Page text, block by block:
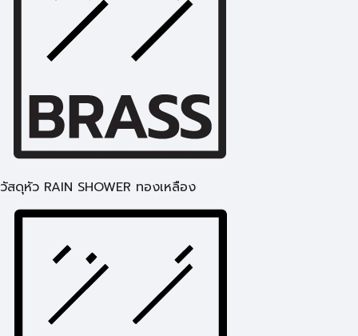
วัสดุหัว RAIN SHOWER ทองเหลือง